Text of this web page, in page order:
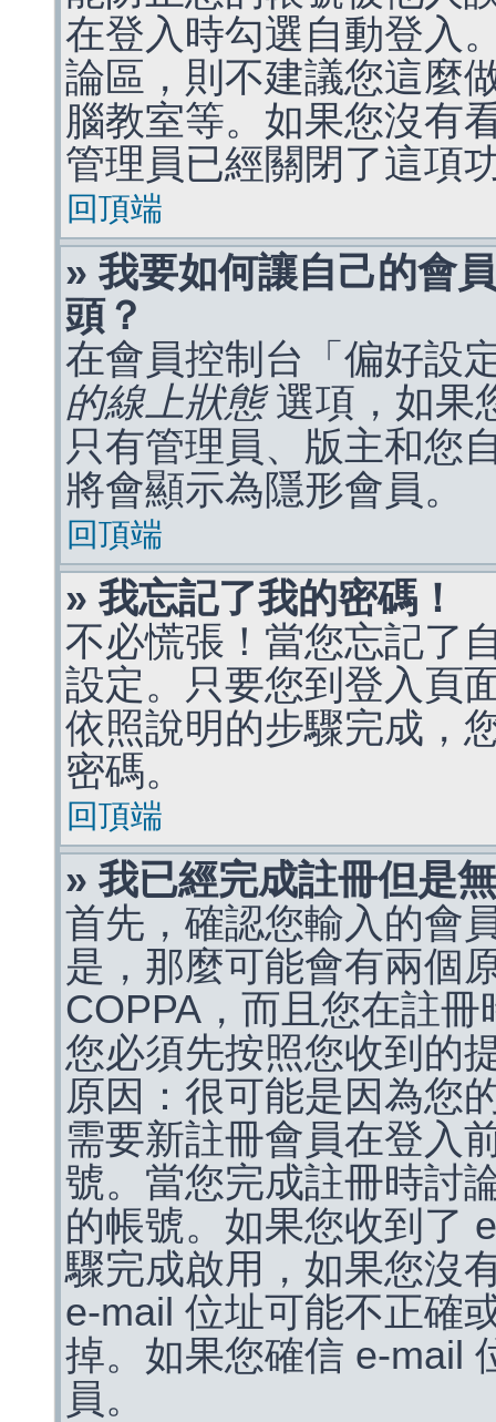
在登入時勾選自動登入
論區，則不建議您這麼
腦教室等。如果您沒有
管理員已經關閉了這項
回頂端
» 我要如何讓自己的會
頭？
在會員控制台「偏好設
的線上狀態選項，如果
只有管理員、版主和您
將會顯示為隱形會員。
回頂端
» 我忘記了我的密碼！
不必慌張！當您忘記了
設定。只要您到登入頁
依照說明的步驟完成，
密碼。
回頂端
» 我已經完成註冊但是
首先，確認您輸入的會
是，那麼可能會有兩個
COPPA，而且您在註
您必須先按照您收到的
原因：很可能是因為您
需要新註冊會員在登入
號。當您完成註冊時討
的帳號。如果您收到了
驟完成啟用，如果您沒
e-mail 位址可能不正確
掉。如果您確信 e-mail
員。